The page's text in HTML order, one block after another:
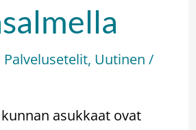
Palvelusetelit, Uutinen /
asukkaat ovat